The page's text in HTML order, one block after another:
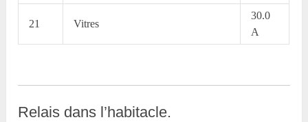
21 Vitres
30.0
A
Relais dans l’habitacle.